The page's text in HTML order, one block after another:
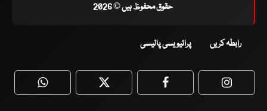
حقوق محفوظ ہیں © 2026
رابطہ کریں پرائیویسی پالیسی
WhatsApp Twitter Facebook